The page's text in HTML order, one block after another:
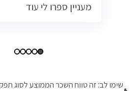
מעניין ספרו לי עוד
שימו לב: זה טווח השכר הממוצע לסוג